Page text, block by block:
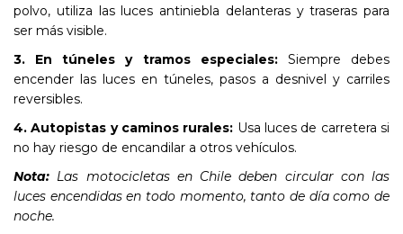
polvo, utiliza las luces antiniebla delanteras y traseras para
ser más visible.
3. En túneles y tramos especiales:Siempre debes
encender las luces en túneles, pasos a desnivel y carriles
reversibles.
4. Autopistas y caminos rurales: Usa luces de carretera si
no hay riesgo de encandilar a otros vehículos.
Nota: Las motocicletas en Chile deben circular con las
luces encendidas en todo momento, tanto de día como de
noche.